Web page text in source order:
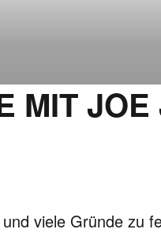
MIT
viele Gründe zu